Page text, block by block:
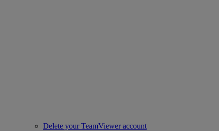
Delete your TeamViewer account